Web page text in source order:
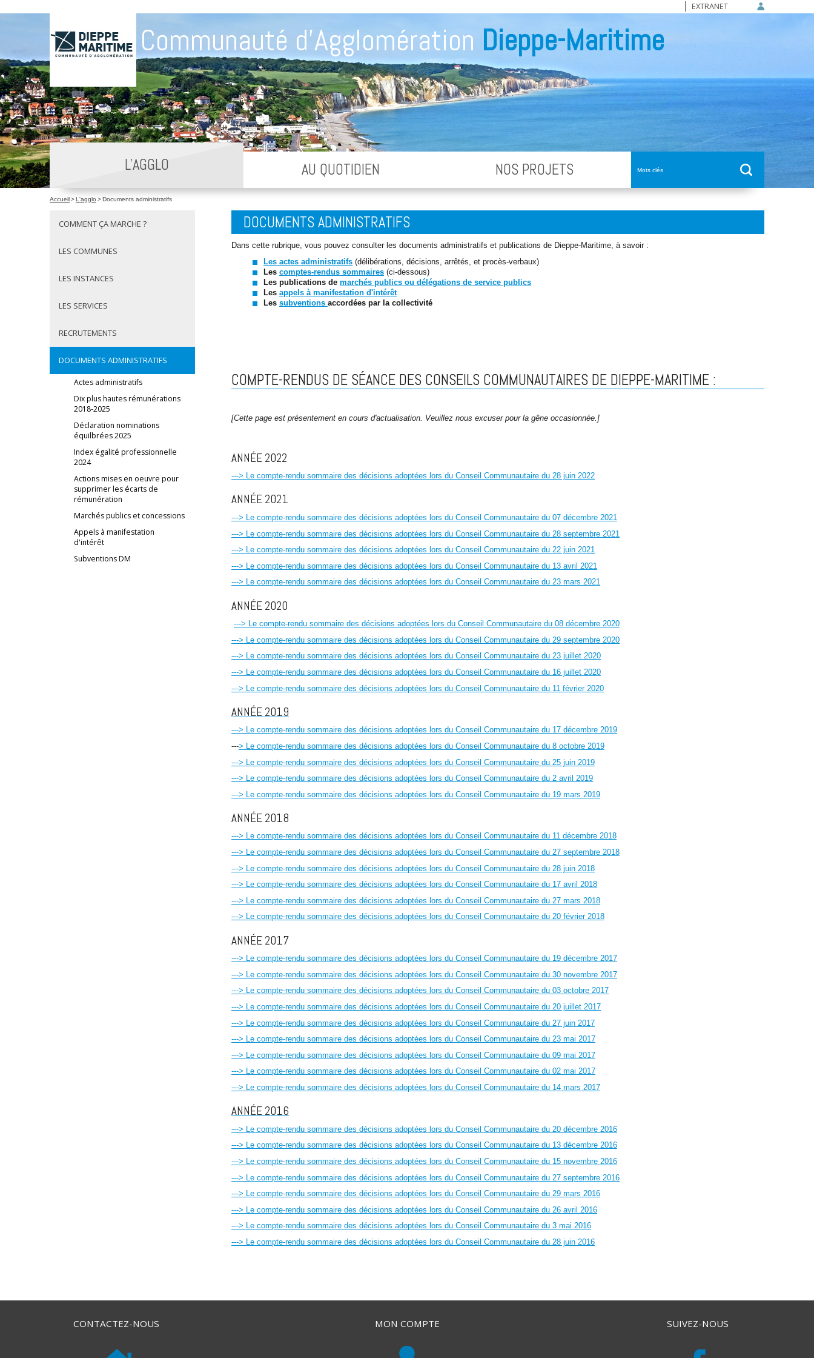
Communauté d'Agglomération Dieppe-Maritime
EXTRANET
Accueil>L'agglo >Documents administratifs
L'AGGLO
COMMENT ÇA MARCHE ?
LES COMMUNES
LES INSTANCES
LES SERVICES
RECRUTEMENTS
DOCUMENTS ADMINISTRATIFS
Actes administratifs
Dix plus hautes rémunérations
2018-2025
Déclaration nominations
équilbrées 2025
Index égalité professionnelle
2024
Actions mises en oeuvre pour
supprimer les écarts de
rémunération
Marchés publics et concessions
Appels à manifestation
d'intérêt
Subventions DM
AU QUOTIDIEN NOS PROJETS
DOCUMENTS ADMINISTRATIFS
Dans cette rubrique, vous pouvez consulter les documents administratifs et publications de Dieppe-Maritime, à savoir :
Les actes administratifs (délibérations, décisions, arrêtés, et procès-verbaux)
Les comptes-rendus sommaires (ci-dessous)
Les publications de marchés publics ou délégations de service publics
Les appels à manifestation d'intérêt
Les subventions accordées par la collectivité
COMPTE-RENDUS DE SÉANCE DES CONSEILS COMMUNAUTAIRES DE DIEPPE-MARITIME :
[Cette page est présentement en cours d'actualisation­. Veuillez nous excuser pour la gêne occasionnée.]
ANNÉE 2022
---> Le compte-rendu sommaire des décisions adoptées lors du Conseil Communautaire du 28 juin 2022
ANNÉE 2021
---> Le compte-rendu sommaire des décisions adoptées lors du Conseil Communautaire du 07 décembre 2021
---> Le compte-rendu sommaire des décisions adoptées lors du Conseil Communautaire du 28 septembre 2021
---> Le compte-rendu sommaire des décisions adoptées lors du Conseil Communautaire du 22 juin 2021
---> Le compte-rendu sommaire des décisions adoptées lors du Conseil Communautaire du 13 avril 2021
---> Le compte-rendu sommaire des décisions adoptées lors du Conseil Communautaire du 23 mars 2021
ANNÉE 2020
---> Le compte-rendu sommaire des décisions adoptées lors du Conseil Communautaire du 08 décembre 2020
---> Le compte-rendu sommaire des décisions adoptées lors du Conseil Communautaire du 29 septembre 2020
---> Le compte-rendu sommaire des décisions adoptées lors du Conseil Communautaire du 23 juillet 2020
---> Le compte-rendu sommaire des décisions adoptées lors du Conseil Communautaire du 16 juillet 2020
---> Le compte-rendu sommaire des décisions adoptées lors du Conseil Communautaire du 11 février 2020
ANNÉE 2019
---> Le compte-rendu sommaire des décisions adoptées lors du Conseil Communautaire du 17 décembre 2019
---> Le compte-rendu sommaire des décisions adoptées lors du Conseil Communautaire du 8 octobre 2019
---> Le compte-rendu sommaire des décisions adoptées lors du Conseil Communautaire du 25 juin 2019
---> Le compte-rendu sommaire des décisions adoptées lors du Conseil Communautaire du 2 avril 2019
---> Le compte-rendu sommaire des décisions adoptées lors du Conseil Communautaire du 19 mars 2019
ANNÉE 2018
---> Le compte-rendu sommaire des décisions adoptées lors du Conseil Communautaire du 11 décembre 2018
---> Le compte-rendu sommaire des décisions adoptées lors du Conseil Communautaire du 27 septembre 2018
---> Le compte-rendu sommaire des décisions adoptées lors du Conseil Communautaire du 28 juin 2018
---> Le compte-rendu sommaire des décisions adoptées lors du Conseil Communautaire du 17 avril 2018
---> Le compte-rendu sommaire des décisions adoptées lors du Conseil Communautaire du 27 mars 2018
---> Le compte-rendu sommaire des décisions adoptées lors du Conseil Communautaire du 20 février 2018
ANNÉE 2017
---> Le compte-rendu sommaire des décisions adoptées lors du Conseil Communautaire du 19 décembre 2017
---> Le compte-rendu sommaire des décisions adoptées lors du Conseil Communautaire du 30 novembre 2017
---> Le compte-rendu sommaire des décisions adoptées lors du Conseil Communautaire du 03 octobre 2017
---> Le compte-rendu sommaire des décisions adoptées lors du Conseil Communautaire du 20 juillet 2017
---> Le compte-rendu sommaire des décisions adoptées lors du Conseil Communautaire du 27 juin 2017
---> Le compte-rendu sommaire des décisions adoptées lors du Conseil Communautaire du 23 mai 2017
---> Le compte-rendu sommaire des décisions adoptées lors du Conseil Communautaire du 09 mai 2017
---> Le compte-rendu sommaire des décisions adoptées lors du Conseil Communautaire du 02 mai 2017
---> Le compte-rendu sommaire des décisions adoptées lors du Conseil Communautaire du 14 mars 2017
ANNÉE 2016
---> Le compte-rendu sommaire des décisions adoptées lors du Conseil Communautaire du 20 décembre 2016
---> Le compte-rendu sommaire des décisions adoptées lors du Conseil Communautaire du 13 décembre 2016
---> Le compte-rendu sommaire des décisions adoptées lors du Conseil Communautaire du 15 novembre 2016
---> Le compte-rendu sommaire des décisions adoptées lors du Conseil Communautaire du 27 septembre 2016
---> Le compte-rendu sommaire des décisions adoptées lors du Conseil Communautaire du 29 mars 2016
---> Le compte-rendu sommaire des décisions adoptées lors du Conseil Communautaire du 26 avril 2016
---> Le compte-rendu sommaire des décisions adoptées lors du Conseil Communautaire du 3 mai 2016
---> Le compte-rendu sommaire des décisions adoptées lors du Conseil Communautaire du 28 juin 2016
CONTACTEZ-NOUS MON COMPTE SUIVEZ-NOUS